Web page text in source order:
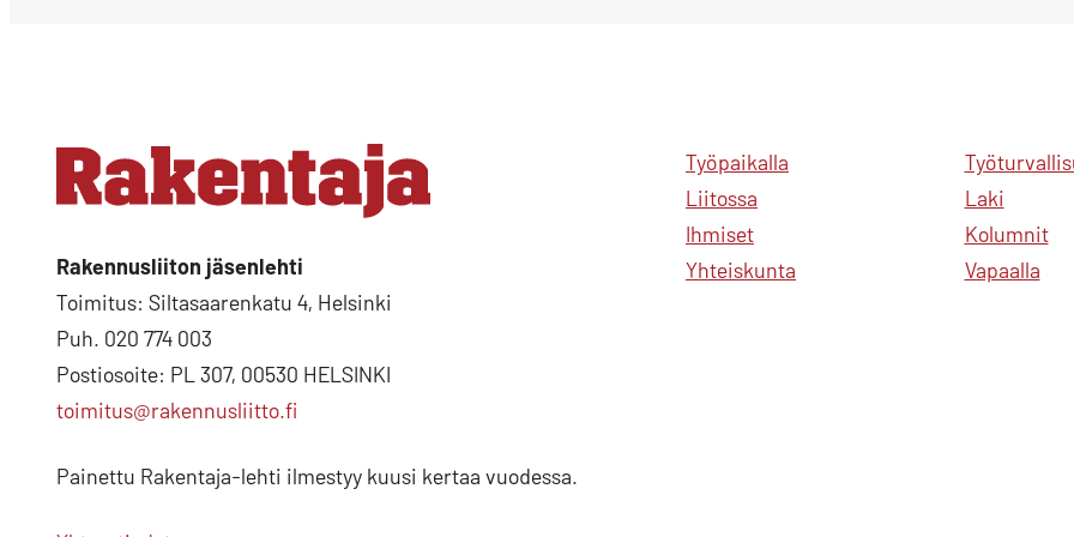
Rakennusliiton jäsenlehti
Toimitus: Siltasaarenkatu 4, Helsinki
Puh. 020 774 003
Postiosoite: PL 307, 00530 HELSINKI
toimitus@rakennusliitto.fi
Painettu Rakentaja-lehti ilmestyy kuusi kertaa vuodessa.
Työpaikalla
Liitossa
Ihmiset
Yhteiskunta
Laki
Kolumnit
Vapaalla